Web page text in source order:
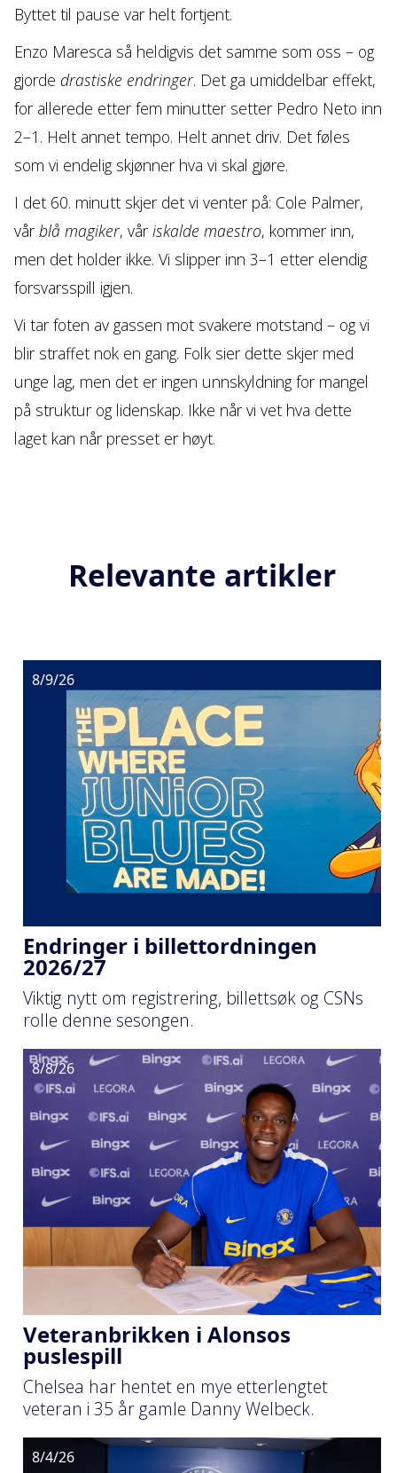
Byttet til pause var helt fortjent.
Enzo Maresca så heldigvis det samme som oss – og
gjorde drastiske endringer. Det ga umiddelbar effekt,
for allerede etter fem minutter setter Pedro Neto inn
2–1. Helt annet tempo. Helt annet driv. Det føles
som vi endelig skjønner hva vi skal gjøre.
I det 60. minutt skjer det vi venter på: Cole Palmer,
vår blå magiker, vår iskalde maestro, kommer inn,
men det holder ikke. Vi slipper inn 3–1 etter elendig
forsvarsspill igjen.
Vi tar foten av gassen mot svakere motstand – og vi
blir straffet nok en gang. Folk sier dette skjer med
unge lag, men det er ingen unnskyldning for mangel
på struktur og lidenskap. Ikke når vi vet hva dette
laget kan når presset er høyt.
Relevante artikler
8/9/26
Endringer i billettordningen
2026/27
Viktig nytt om registrering, billettsøk og CSNs
rolle denne sesongen.
8/8/26
Veteranbrikken i Alonsos
puslespill
Chelsea har hentet en mye etterlengtet
veteran i 35 år gamle Danny Welbeck.
8/4/26